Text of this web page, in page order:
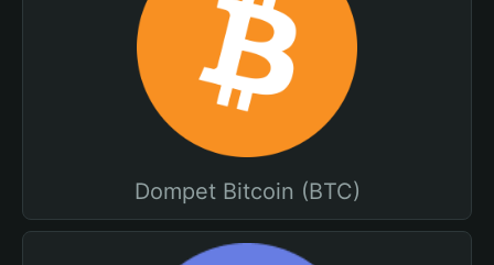
Dompet Bitcoin (BTC)